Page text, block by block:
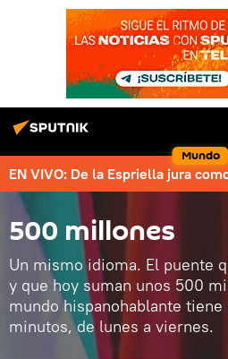
Mundo
EN VIVO: De la Espriella jura
500 millones
Un mismo idioma. El puente
y que hoy suman unos 500
mundo hispanohablante tiene
minutos, de lunes a viernes.